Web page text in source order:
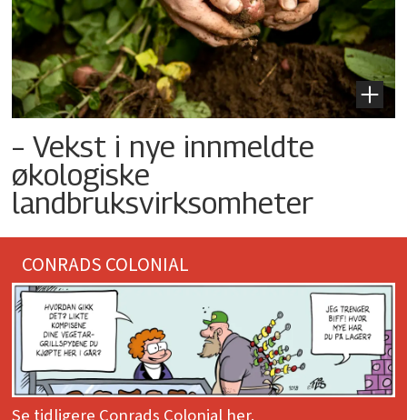
– Vekst i nye innmeldte
økologiske
landbruksvirksomheter
CONRADS COLONIAL